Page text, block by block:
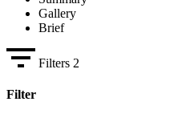
Gallery
Brief
Filters 2
Filter